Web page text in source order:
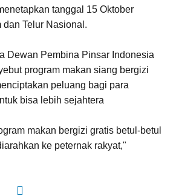
tanggal 15 Oktober
Telur Nasional.
Dewan Pembina Pinsar Indonesia
program makan siang bergizi
peluang bagi para
bisa lebih sejahtera
makan bergizi gratis betul-betul
ke peternak rakyat,"